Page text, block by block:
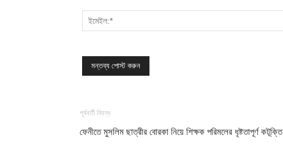
পূর্ববর্তী নিবন্ধ
ফেনীতে মুসলিম ছাত্রীর বোরকা নিয়ে শিক্ষক পরিমলের ধৃষ্টতাপূর্ণ কটূক্তি